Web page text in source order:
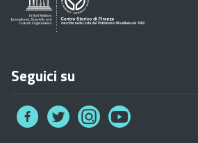
URP - Ufficio Relazioni con il Pubblico
Seguici su
Collegamento
Collegamento
a
Collegamento
a
Collegamento
a